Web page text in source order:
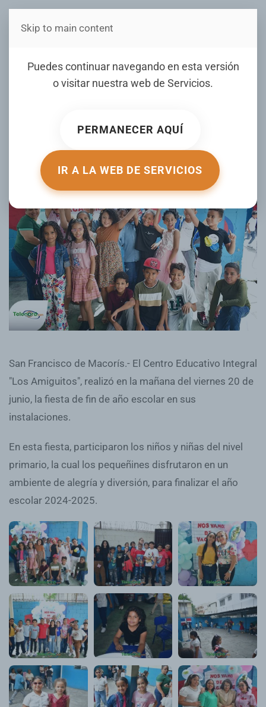
Estás en Telenord Medios
Puedes continuar navegando en esta versión
o visitar nuestra web de Servicios.
PERMANECER AQUÍ
IR A LA WEB DE SERVICIOS
Skip to main content
Colegio Los Amiguitos SFM
realiza fiesta por el fin de
ESCRITO POR TELENORD.COM EL20 JUNIO 2025
San Francisco de Macorís.- El Centro Educativo Integral
"Los Amiguitos", realizó en la mañana del viernes 20 de
junio, la fiesta de fin de año escolar en sus
instalaciones.
En esta fiesta, participaron los niños y niñas del nivel
primario, la cual los pequeñines disfrutaron en un
ambiente de alegría y diversión, para finalizar el año
escolar 2024-2025.